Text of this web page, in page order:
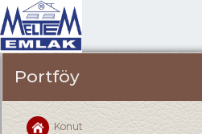
Portföy
Konut